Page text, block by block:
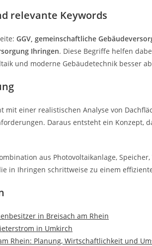
relevante Keywords
GGV, gemeinschaftliche
Ihringen. Diese Begriffe helfen
und moderne Gebäudetechnik besser
mit einer realistischen Analyse von
Daraus entsteht ein Konzept,
aus Photovoltaikanlage,
in Ihringen schrittweise zu einem
in Breisach am Rhein
in Umkirch
Rhein: Planung, Wirtschaftlichkeit und